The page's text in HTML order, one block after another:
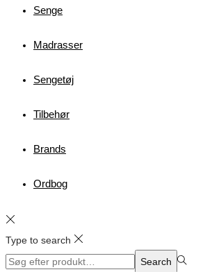
Senge
Madrasser
Sengetøj
Tilbehør
Brands
Ordbog
Type to search
Search
Search